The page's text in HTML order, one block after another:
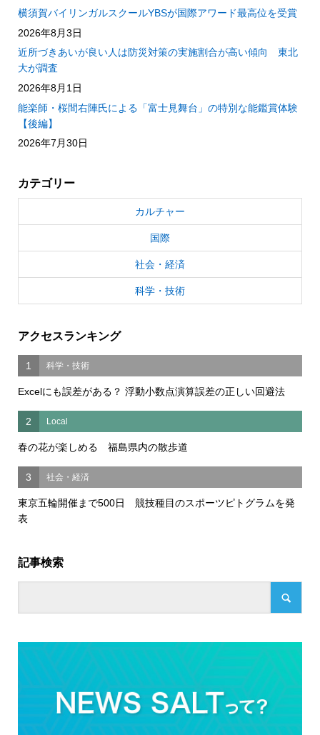
横須賀バイリンガルスクールYBSが国際アワード最高位を受賞
2026年8月3日
近所づきあいが良い人は防災対策の実施割合が高い傾向 東北
大が調査
2026年8月1日
能楽師・桜間右陣氏による「富士見舞台」の特別な能鑑賞体験
【後編】
2026年7月30日
カテゴリー
カルチャー
国際
社会・経済
科学・技術
アクセスランキング
1 科学・技術
Excelにも誤差がある？ 浮動小数点演算誤差の正しい回避法
2 Local
春の花が楽しめる 福島県内の散歩道
3 社会・経済
東京五輪開催まで500日 競技種目のスポーツピトグラムを発
表
記事検索